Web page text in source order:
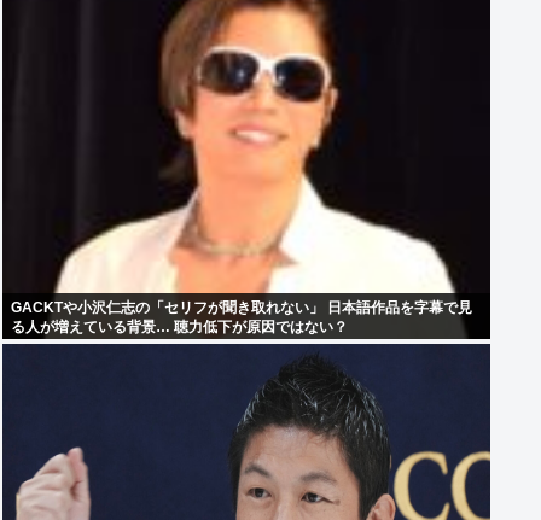
GACKTや小沢仁志の「セリフが聞き取れない」 日本語作品を字幕で見
る人が増えている背景… 聴力低下が原因ではない？